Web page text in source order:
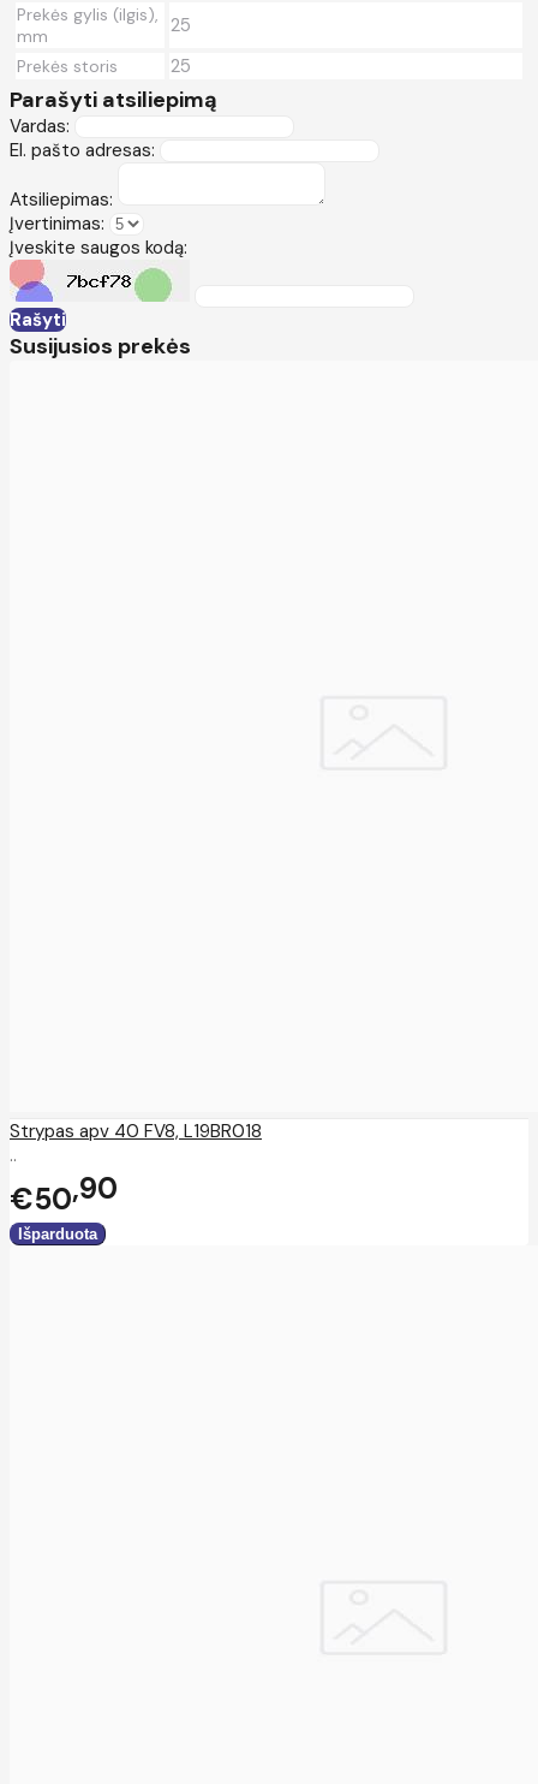
Prekės gylis (ilgis),
mm
25
Prekės storis 25
Parašyti atsiliepimą
Vardas:
El. pašto adresas:
Atsiliepimas:
Įvertinimas:
Įveskite saugos kodą:
Rašyti
Susijusios prekės
Strypas apv 40 FV8, L19BR018
..
€50 90